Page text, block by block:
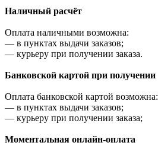
Наличный расчёт
Оплата наличными возможна:
— в пунктах выдачи заказов;
— курьеру при получении заказа.
Банковской картой при получении
Оплата банковской картой возможна:
— в пунктах выдачи заказов;
— курьеру при получении заказа;
Моментальная онлайн-оплата